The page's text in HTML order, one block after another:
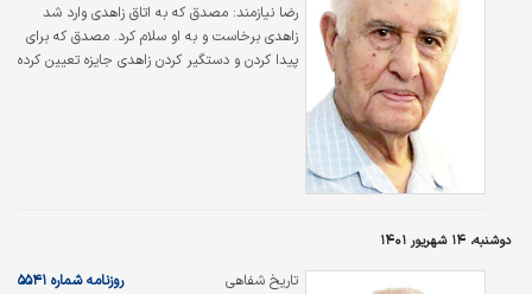
رضا نیازمند: مصدق که به اتاق زاهدی وارد شد
زاهدی برخاست و به او سلام کرد. مصدق که برای
پیدا کردن و دستگیر کردن زاهدی جایزه تعیین کرده
دوشنبه، ۱۴ شهریور ۱۴۰۱
تاریخ شفاهی
روزنامه شماره ۵۵۴۱